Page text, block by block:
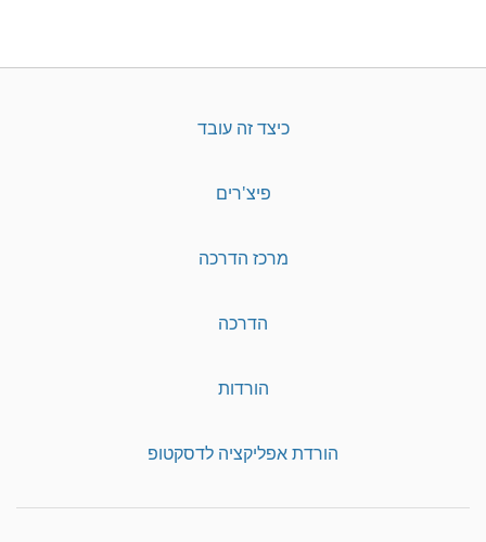
כיצד זה עובד
פיצ'רים
מרכז הדרכה
הדרכה
הורדות
הורדת אפליקציה לדסקטופ